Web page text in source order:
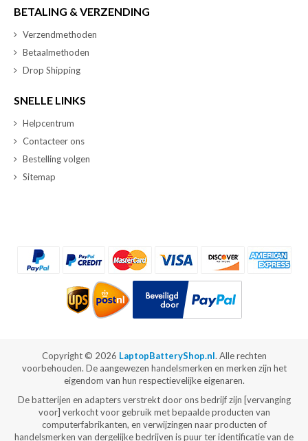
BETALING & VERZENDING
Verzendmethoden
Betaalmethoden
Drop Shipping
SNELLE LINKS
Helpcentrum
Contacteer ons
Bestelling volgen
Sitemap
Copyright © 2026 LaptopBatteryShop.nl. Alle rechten
voorbehouden. De aangewezen handelsmerken en merken zijn het
eigendom van hun respectievelijke eigenaren.
De batterijen en adapters verstrekt door ons bedrijf zijn [vervanging
voor] verkocht voor gebruik met bepaalde producten van
computerfabrikanten, en verwijzingen naar producten of
handelsmerken van dergelijke bedrijven is puur ter identificatie van de